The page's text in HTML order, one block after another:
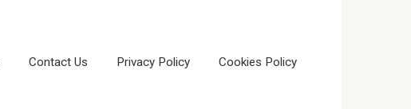
Contact Us Privacy Policy Cookies Policy